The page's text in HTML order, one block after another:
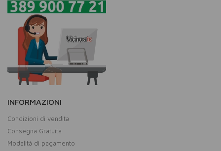
INFORMAZIONI
Condizioni di vendita
Consegna Gratuita
Modalità di pagamento